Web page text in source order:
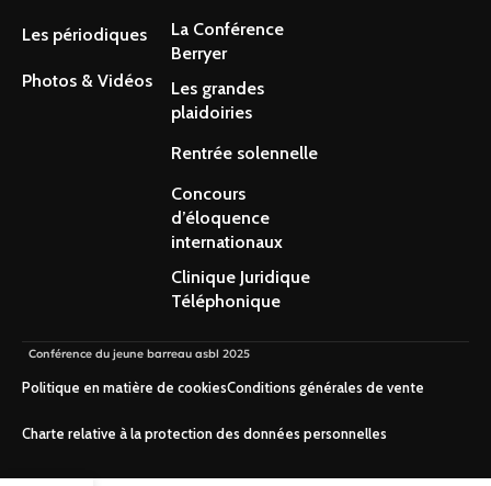
Les périodiques
Photos & Vidéos
La Conférence
Berryer
Les grandes
plaidoiries
Rentrée solennelle
Concours
d’éloquence
internationaux
Clinique Juridique
Téléphonique
Conférence du jeune barreau asbl 2025
Politique en matière de cookiesConditions générales de vente
Charte relative à la protection des données personnelles